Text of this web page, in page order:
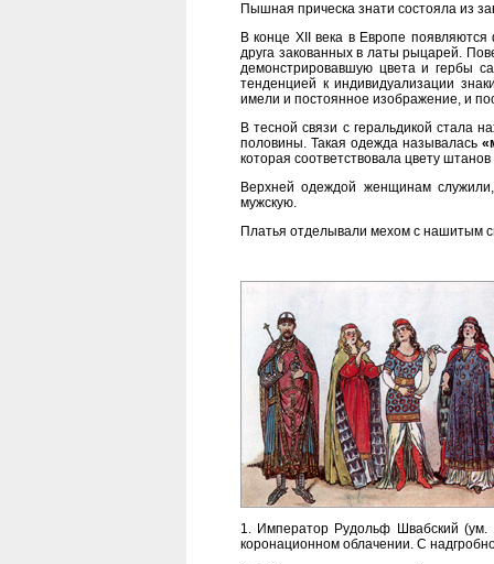
Пышная прическа знати состояла из
В конце XII века в Европе
друга закованных в латы рыцарей.
демонстрировавшую цвета и гербы
тенденцией к индивидуализации
имели и постоянное изображение, и
В тесной связи с геральдикой стала
половины. Такая одежда называлась
которая соответствовала цвету
Верхней одеждой женщинам
мужскую.
Платья отделывали мехом с нашитым
1. Император Рудольф Швабский (ум.
коронационном облачении. С